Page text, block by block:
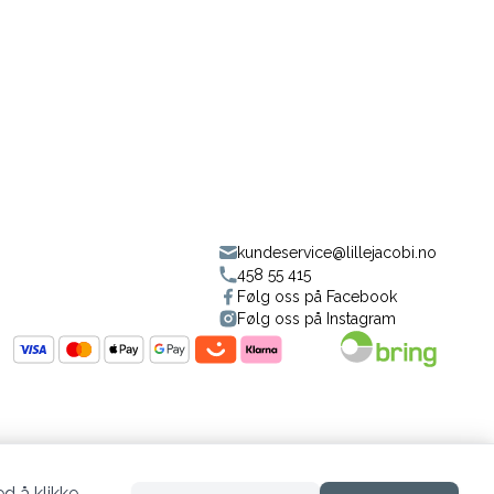
kundeservice@lillejacobi.no
458 55 415
Følg oss på Facebook
Følg oss på Instagram